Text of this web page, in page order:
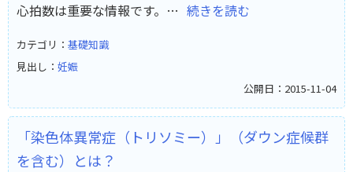
心拍数は重要な情報です。… 続きを読む
カテゴリ： 基礎知識
見出し： 妊娠
公開日：2015-11-04
「染色体異常症（トリソミー）」（ダウン症候群
を含む）とは？